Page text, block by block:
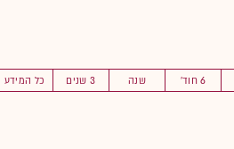
6 חוד' שנה 3 שנים כל המידע